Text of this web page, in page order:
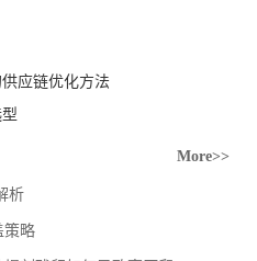
应链优化方法
More>>
析
策略